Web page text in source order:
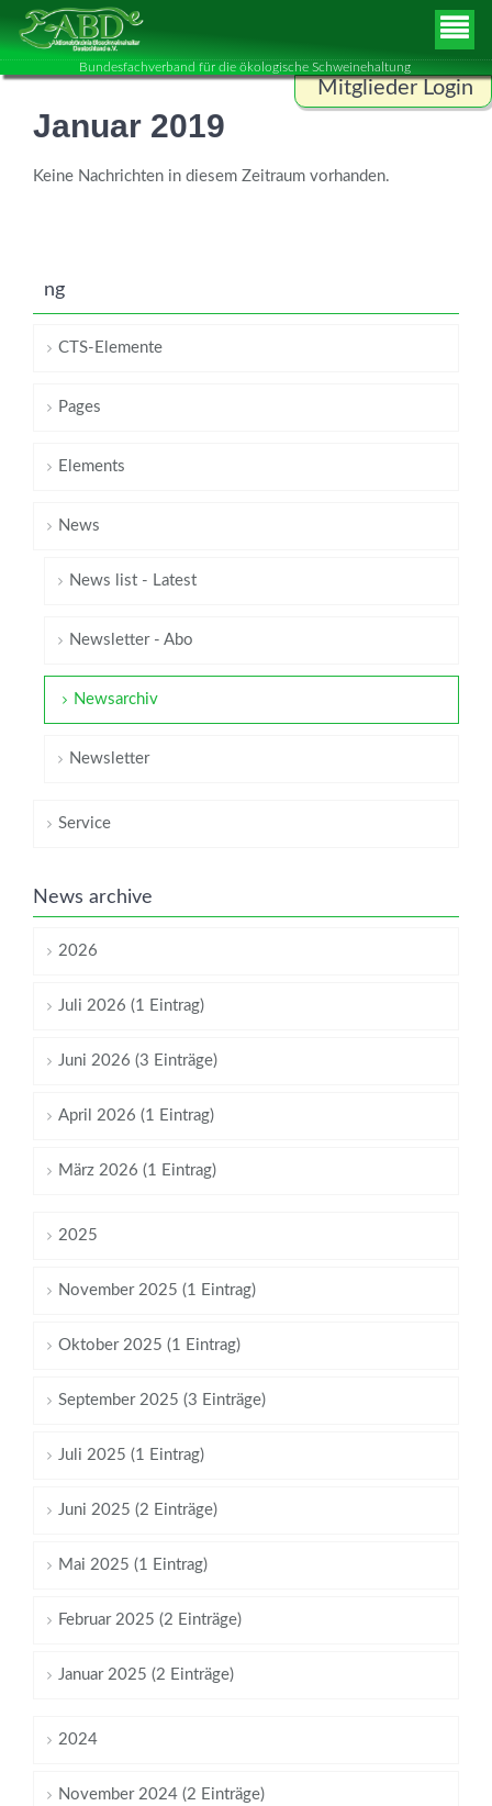
Bundesfachverband für die ökologische Schweinehaltung
Mitglieder Login
ANMELDEN
Januar 2019
Keine Nachrichten in diesem Zeitraum vorhanden.
ng
CTS-Elemente
Pages
Elements
News
News list - Latest
Newsletter - Abo
Newsarchiv
Newsletter
Service
News archive
2026
Juli 2026 (1 Eintrag)
Juni 2026 (3 Einträge)
April 2026 (1 Eintrag)
März 2026 (1 Eintrag)
2025
November 2025 (1 Eintrag)
Oktober 2025 (1 Eintrag)
September 2025 (3 Einträge)
Juli 2025 (1 Eintrag)
Juni 2025 (2 Einträge)
Mai 2025 (1 Eintrag)
Februar 2025 (2 Einträge)
Januar 2025 (2 Einträge)
2024
November 2024 (2 Einträge)